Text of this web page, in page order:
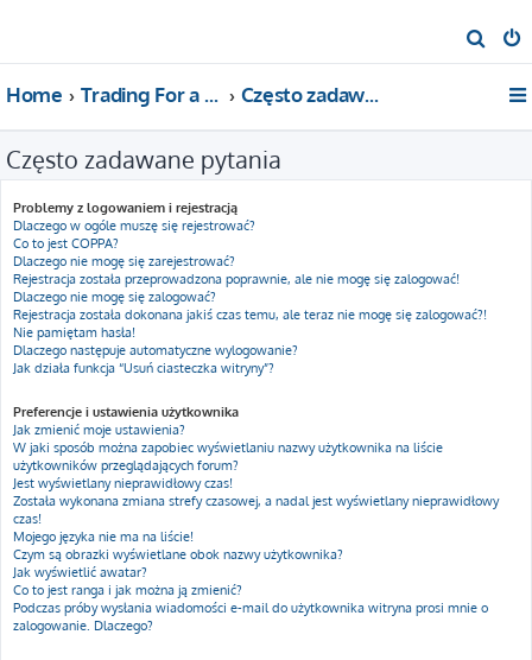
z
j
Home Trading For a Living Często zadawane pytania
Często zadawane pytania
Problemy z logowaniem i rejestracją
Dlaczego w ogóle muszę się rejestrować?
Co to jest COPPA?
Dlaczego nie mogę się zarejestrować?
Rejestracja została przeprowadzona poprawnie, ale nie mogę się zalogować!
Dlaczego nie mogę się zalogować?
Rejestracja została dokonana jakiś czas temu, ale teraz nie mogę się zalogować?!
Nie pamiętam hasła!
Dlaczego następuje automatyczne wylogowanie?
Jak działa funkcja “Usuń ciasteczka witryny”?
Preferencje i ustawienia użytkownika
Jak zmienić moje ustawienia?
W jaki sposób można zapobiec wyświetlaniu nazwy użytkownika na liście
użytkowników przeglądających forum?
Jest wyświetlany nieprawidłowy czas!
Została wykonana zmiana strefy czasowej, a nadal jest wyświetlany nieprawidłowy
czas!
Mojego języka nie ma na liście!
Czym są obrazki wyświetlane obok nazwy użytkownika?
Jak wyświetlić awatar?
Co to jest ranga i jak można ją zmienić?
Podczas próby wysłania wiadomości e-mail do użytkownika witryna prosi mnie o
zalogowanie. Dlaczego?